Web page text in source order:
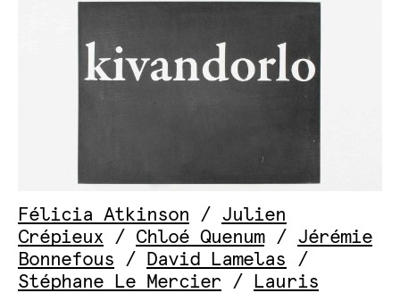
Félicia Atkinson / Julien
Crépieux / Chloé Quenum/ Jérémie
Bonnefous / David Lamelas /
Stéphane Le Mercier /
Lauris